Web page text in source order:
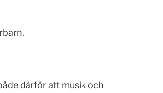
därför att musik och